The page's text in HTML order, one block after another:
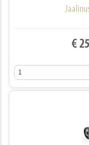
€